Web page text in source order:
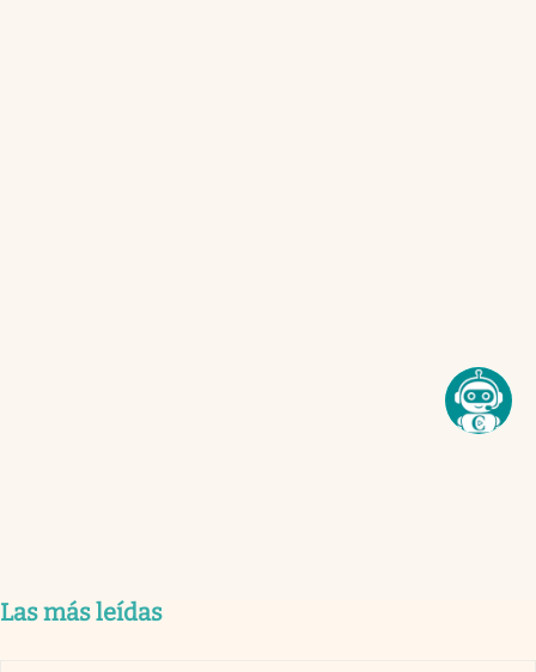
Las más leídas